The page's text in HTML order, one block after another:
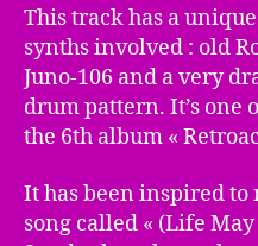
This track has a unique
synths involved : old
Juno-106 and a very
drum pattern. It’s one
the 6th album «
It has been inspired to
song called « (Life